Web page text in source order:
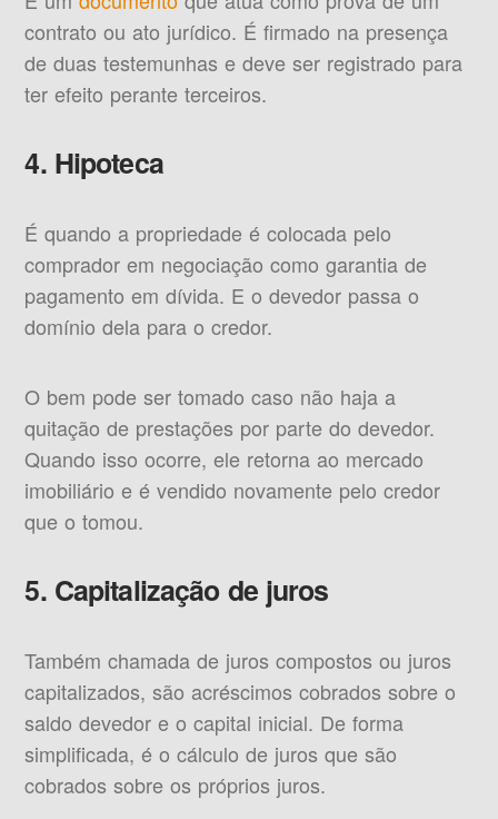
contrato ou ato jurídico. É firmado na presença
de duas testemunhas e deve ser registrado para
ter efeito perante terceiros.
4. Hipoteca
É quando a propriedade é colocada pelo
comprador em negociação como garantia de
pagamento em dívida. E o devedor passa o
domínio dela para o credor.
O bem pode ser tomado caso não haja a
quitação de prestações por parte do devedor.
Quando isso ocorre, ele retorna ao mercado
imobiliário e é vendido novamente pelo credor
que o tomou.
5. Capitalização de juros
Também chamada de juros compostos ou juros
capitalizados, são acréscimos cobrados sobre o
saldo devedor e o capital inicial. De forma
simplificada, é o cálculo de juros que são
cobrados sobre os próprios juros.